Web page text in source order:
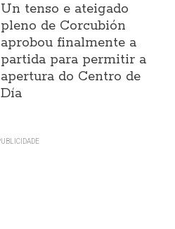
Un tenso e ateigado
pleno de Corcubión
aprobou finalmente a
partida para permitir a
apertura do Centro de
Día